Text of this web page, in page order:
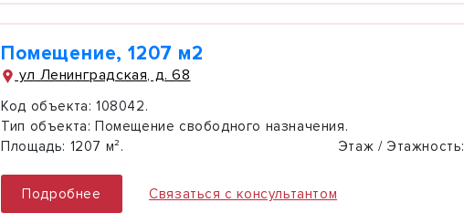
Помещение, 1207 м2
ул Ленинградская, д. 68
Код объекта: 108042.
Тип объекта: Помещение свободного назначения.
Площадь: 1207 м². Этаж / Этажность:
Подробнее Связаться с консультантом